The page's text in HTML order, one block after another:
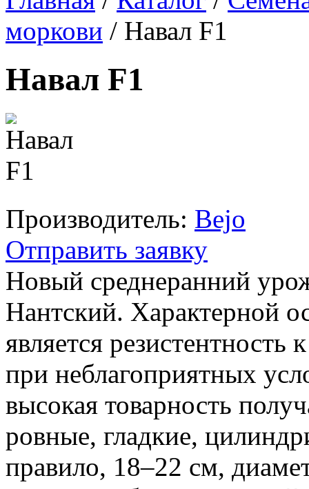
моркови / Навал F1
Навал F1
Производитель: Bejo
Отправить заявку
Новый среднеранний
Нантский. Характерной
является
при неблагоприятных
высокая товарность
ровные, гладкие,
правило, 18–22 см,